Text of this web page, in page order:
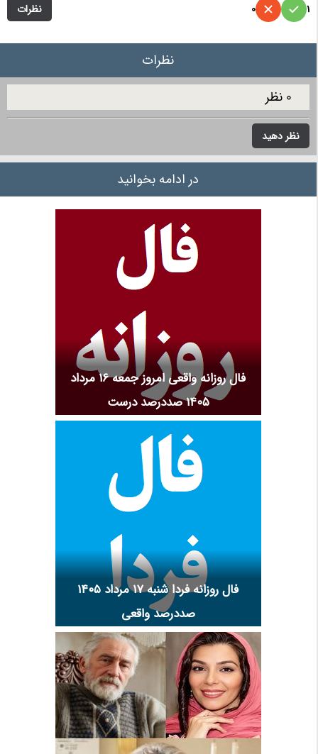
نظرات 1
0
نظرات
0 نظر
نظر دهید
در ادامه بخوانید
فال روزانه واقعی امروز جمعه ۱۶ مرداد
۱۴۰۵ صددرصد درست
فال روزانه فردا شنبه ۱۷ مرداد ۱۴۰۵
صددرصد واقعی